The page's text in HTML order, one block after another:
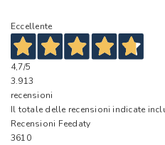
Eccellente
4,7/5
3.913
recensioni
Il totale delle recensioni indicate
Recensioni Feedaty
3610